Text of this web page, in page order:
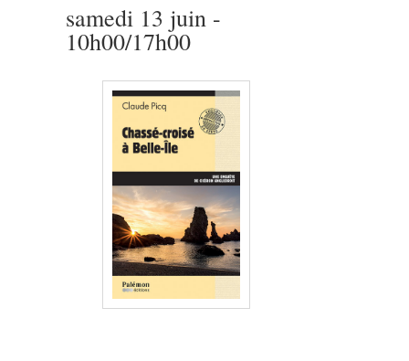
samedi 13 juin -
10h00/17h00